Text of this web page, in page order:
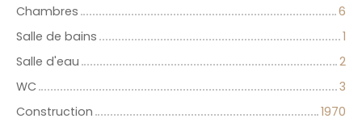
Chambres
6
Salle de bains
1
Salle d'eau
2
WC
3
Construction
1970